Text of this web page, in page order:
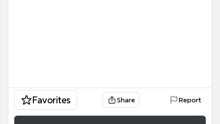
Favorites Share Report